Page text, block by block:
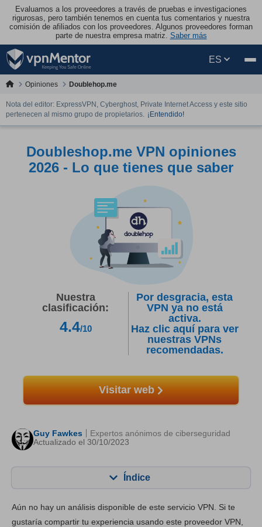
Evaluamos a los proveedores a través de pruebas e investigaciones
rigurosas, pero también tenemos en cuenta tus comentarios y nuestra
comisión de afiliados con los proveedores. Algunos proveedores forman
parte de nuestra empresa matriz. Saber más
ES
Opiniones Doublehop.me
Nota del editor: ExpressVPN, Cyberghost, Private Internet Access y este sitio
pertenecen al mismo grupo de propietarios. ¡Entendido!
Doubleshop.me VPN opiniones
2026 - Lo que tienes que saber
Nuestra
clasificación:
4.4/10
Por desgracia, esta
VPN ya no está
activa.
Haz clic aquí para ver
nuestras VPNs
recomendadas.
Visitar web
Guy Fawkes
Actualizado el 30/10/2023
Expertos anónimos de ciberseguridad
Índice
Funciones principales 8.4
Aún no hay un análisis disponible de este servicio VPN. Si te
gustaría compartir tu experiencia usando este proveedor VPN,